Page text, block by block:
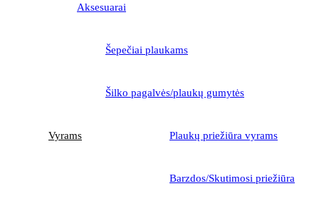
Aksesuarai
Šepečiai plaukams
Šilko pagalvės/plaukų gumytės
Vyrams Plaukų priežiūra vyrams
Barzdos/Skutimosi priežiūra